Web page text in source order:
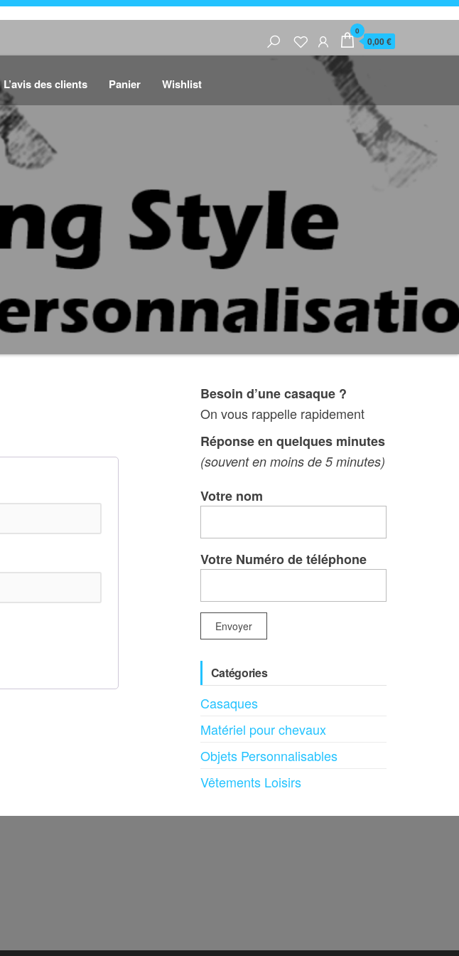
0
0,00 €
L’avis des clients Panier Wishlist
Besoin d’une casaque ?
On vous rappelle rapidement
Réponse en quelques minutes
(souvent en moins de 5 minutes)
Votre nom
Votre Numéro de téléphone
Catégories
Casaques
Matériel pour chevaux
Objets Personnalisables
Vêtements Loisirs